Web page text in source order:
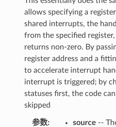
allows specifying a
shared interrupts, the
from the specified
returns non-zero. By
register address and a
to accelerate interrupt
interrupt is triggered; by
statuses first, the code
skipped
参数 source --